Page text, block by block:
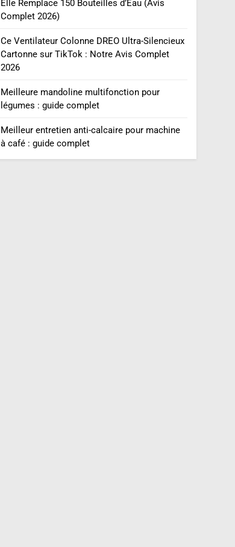
Elle Remplace 150 Bouteilles d’Eau (Avis
Complet 2026)
Ce Ventilateur Colonne DREO Ultra-Silencieux
Cartonne sur TikTok : Notre Avis Complet
2026
Meilleure mandoline multifonction pour
légumes : guide complet
Meilleur entretien anti-calcaire pour machine
à café : guide complet